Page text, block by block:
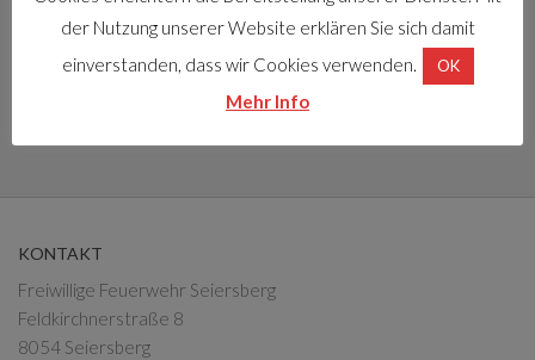
Fotos Florianifest 2025
13. Mai 2025
KONTAKT
Freiwillige Feuerwehr Seiersberg
Feldkirchnerstraße 8
8054 Seiersberg
der Nutzung unserer Website erklären Sie sich damit
einverstanden, dass wir Cookies verwenden.
OK
Mehr Info